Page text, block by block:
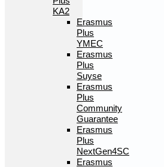
KA2
Erasmus
Plus
YMEC
Erasmus
Plus
Suyse
Erasmus
Plus
Community
Guarantee
Erasmus
Plus
NextGen4SC
Erasmus